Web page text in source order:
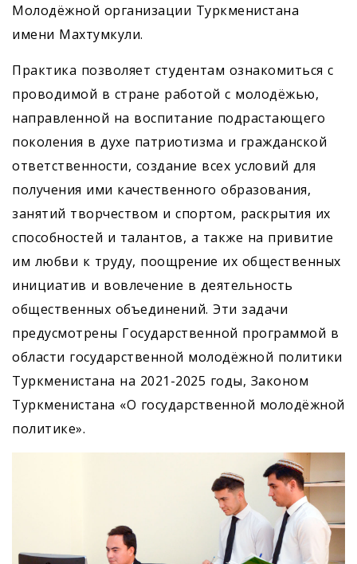
Молодёжной организации Туркменистана
имени Махтумкули.
Практика позволяет студентам ознакомиться с
проводимой в стране работой с молодёжью,
направленной на воспитание подрастающего
поколения в духе патриотизма и гражданской
ответственности, создание всех условий для
получения ими качественного образования,
занятий творчеством и спортом, раскрытия их
способностей и талантов, а также на привитие
им любви к труду, поощрение их общественных
инициатив и вовлечение в деятельность
общественных объединений. Эти задачи
предусмотрены Государственной программой в
области государственной молодёжной политики
Туркменистана на 2021-2025 годы, Законом
Туркменистана «О государственной молодёжной
политике».